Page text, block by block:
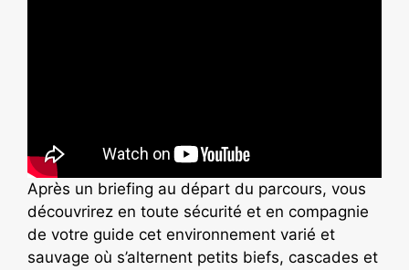
Après un briefing au départ du parcours, vous
découvrirez en toute sécurité et en compagnie
de votre guide cet environnement varié et
sauvage où s’alternent petits biefs, cascades et